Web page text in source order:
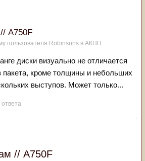
А750F
пользователя Robinsons в АКПП
диски визуально не отличается
пакета, кроме толщины и небольших
выступов. Может только...
ответа
// А750F